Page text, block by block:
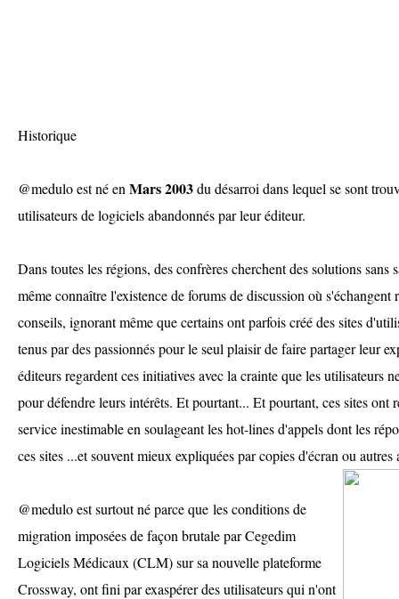
Historique
@medulo est né en Mars 2003du désarroi dans lequel se sont
utilisateurs de logiciels abandonnés par leur éditeur.
Dans toutes les régions, des confrères cherchent des solutions sans
même connaître l'existence de forums de discussion où s'échangent
conseils, ignorant même que certains ont parfois créé des sites
tenus par des passionnés pour le seul plaisir de faire partager leur
éditeurs regardent ces initiatives avec la crainte que les utilisateurs
pour défendre leurs intérêts. Et pourtant... Et pourtant, ces sites ont
service inestimable en soulageant les hot-lines d'appels dont les
ces sites ...et souvent mieux expliquées par copies d'écran ou
@medulo est surtout né parce que les conditions de
migration imposées de façon brutale par Cegedim
Logiciels Médicaux (CLM) sur sa nouvelle plateforme
Crossway, ont fini par exaspérer des utilisateurs qui n'ont